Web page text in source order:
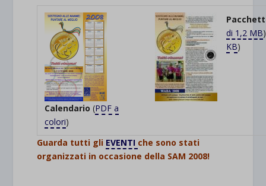
Calendario (PDF a
colori)
di 1,2 MB
KB)
Guarda tutti gli EVENTI che sono stati
organizzati in occasione della SAM 2008!